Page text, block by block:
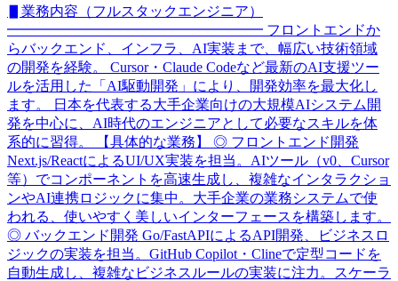
▋業務内容（フルスタックエンジニア）
━━━━━━━━━━━━━━━━━━ フロントエンドか
らバックエンド、インフラ、AI実装まで、幅広い技術領域
の開発を経験。 Cursor・Claude Codeなど最新のAI支援ツー
ルを活用した「AI駆動開発」により、開発効率を最大化し
ます。 日本を代表する大手企業向けの大規模AIシステム開
発を中心に、AI時代のエンジニアとして必要なスキルを体
系的に習得。 【具体的な業務】 ◎ フロントエンド開発
Next.js/ReactによるUI/UX実装を担当。AIツール（v0、Cursor
等）でコンポーネントを高速生成し、複雑なインタラクショ
ンやAI連携ロジックに集中。大手企業の業務システムで使
われる、使いやすく美しいインターフェースを構築します。
◎ バックエンド開発 Go/FastAPIによるAPI開発、ビジネスロ
ジックの実装を担当。GitHub Copilot・Clineで定型コードを
自動生成し、複雑なビジネスルールの実装に注力。スケーラ